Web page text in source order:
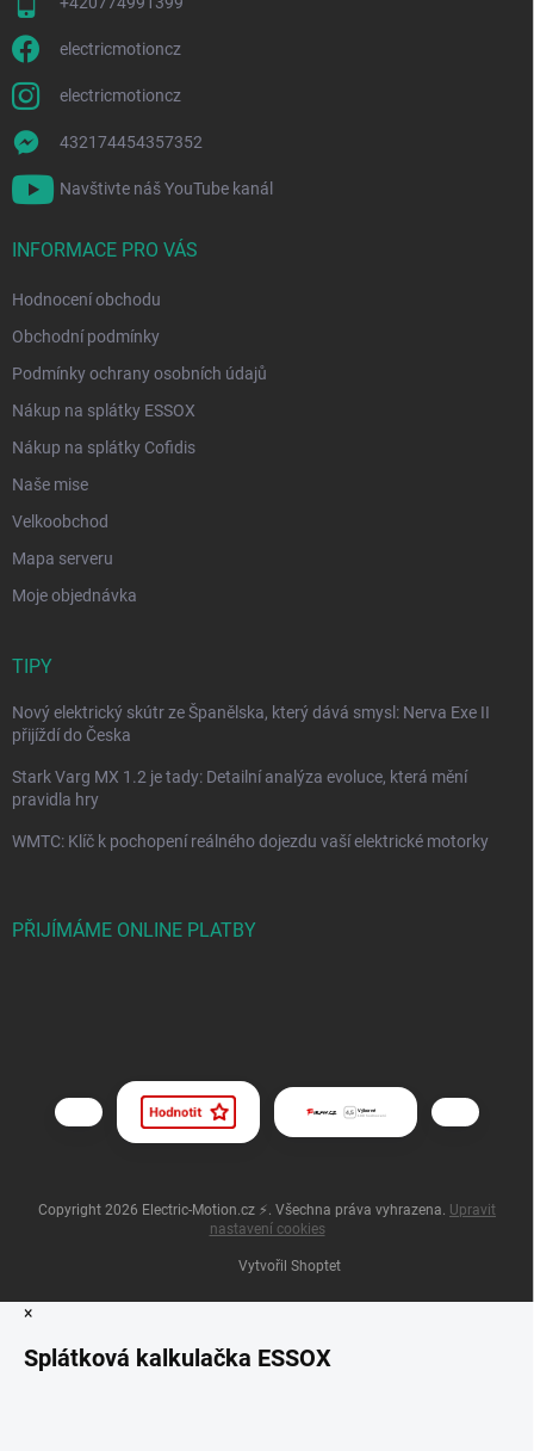
electricmotioncz
electricmotioncz
432174454357352
Navštivte náš YouTube kanál
INFORMACE PRO VÁS
Hodnocení obchodu
Obchodní podmínky
Podmínky ochrany osobních údajů
Nákup na splátky ESSOX
Nákup na splátky Cofidis
Naše mise
Velkoobchod
Mapa serveru
Moje objednávka
TIPY
Nový elektrický skútr ze Španělska, který dává smysl: Nerva Exe II
přijíždí do Česka
Stark Varg MX 1.2 je tady: Detailní analýza evoluce, která mění
pravidla hry
WMTC: Klíč k pochopení reálného dojezdu vaší elektrické motorky
PŘIJÍMÁME ONLINE PLATBY
Vytvořil Shoptet
Copyright 2026 Electric-Motion.cz ⚡. Všechna práva vyhrazena. Upravit
nastavení cookies
×
Splátková kalkulačka ESSOX